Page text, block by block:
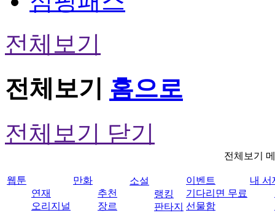
전체보기
전체보기 홈으로
전체보기 닫기
전체보기
웹툰
연재
오리지널
만화
추천
장르
소설
랭킹
판타지
이벤트
기다리면 무료
선물함
내 서